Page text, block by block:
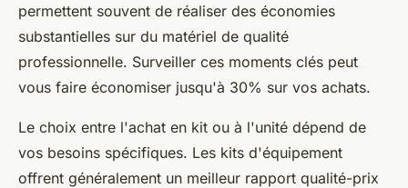
permettent souvent de réaliser des économies
substantielles sur du matériel de qualité
professionnelle. Surveiller ces moments clés peut
vous faire économiser jusqu'à 30% sur vos achats.
Le choix entre l'achat en kit ou à l'unité dépend de
vos besoins spécifiques. Les kits d'équipement
offrent généralement un meilleur rapport qualité-prix